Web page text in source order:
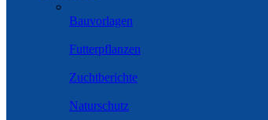
Bauvorlagen
Futterpflanzen
Zuchtberichte
Naturschutz